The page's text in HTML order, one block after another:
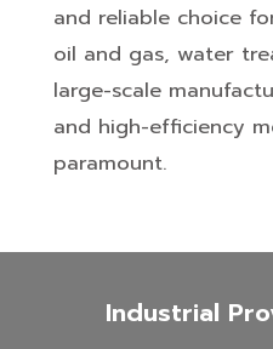
and reliable choice
oil and gas, water
large-scale
and high-efficiency
paramount.
Industrial